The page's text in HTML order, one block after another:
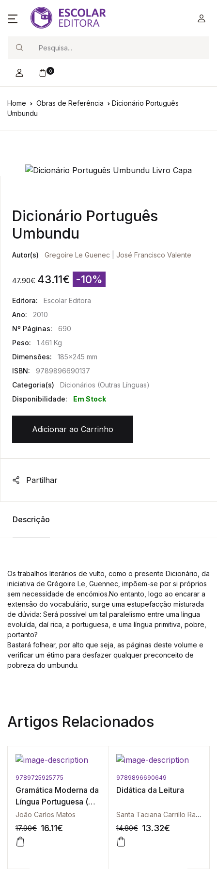
0
Home Obras de Referência
Dicionário Português
Umbundu
Dicionário Português
Umbundu
Autor(s) Gregoire Le Guenec José Francisco Valente
47.90€ 43.11€ -10%
Editora:
Escolar Editora
Ano:
2010
Nº Páginas:
690
Peso:
1.461 Kg
Dimensões:
185x245 mm
ISBN:
9789896690137
Categoria(s)
Dicionários (Outras Línguas)
Disponibilidade:
Em Stock
Adicionar ao Carrinho
Partilhar
Descrição
Os trabalhos literários de vulto, como o presente Dicionário, da
iniciativa de Grégoire Le, Guennec, impõem-se por si próprios
sem necessidade de encómios.No entanto, logo ao encarar a
extensão do vocabulário, surge uma estupefacção misturada
de dúvida: Será possível um tal paralelismo entre uma língua
evoluída, daí rica, a portuguesa, e uma língua primitiva, pobre,
portanto?
Bastará folhear, por alto que seja, as páginas deste volume e
verificar um étimo para desfazer qualquer preconceito de
pobreza do umbundu.
Artigos Relacionados
9789725925775
Gramática Moderna da
Língua Portuguesa (
Inclui Exercícios ) - 5ª
Edição
João Carlos Matos
17.90€ 16.11€
9789896690649
Didática da Leitura
Santa Taciana Carrillo Ramos | Ernan Santiesteban Naranjo
14.80€ 13.32€